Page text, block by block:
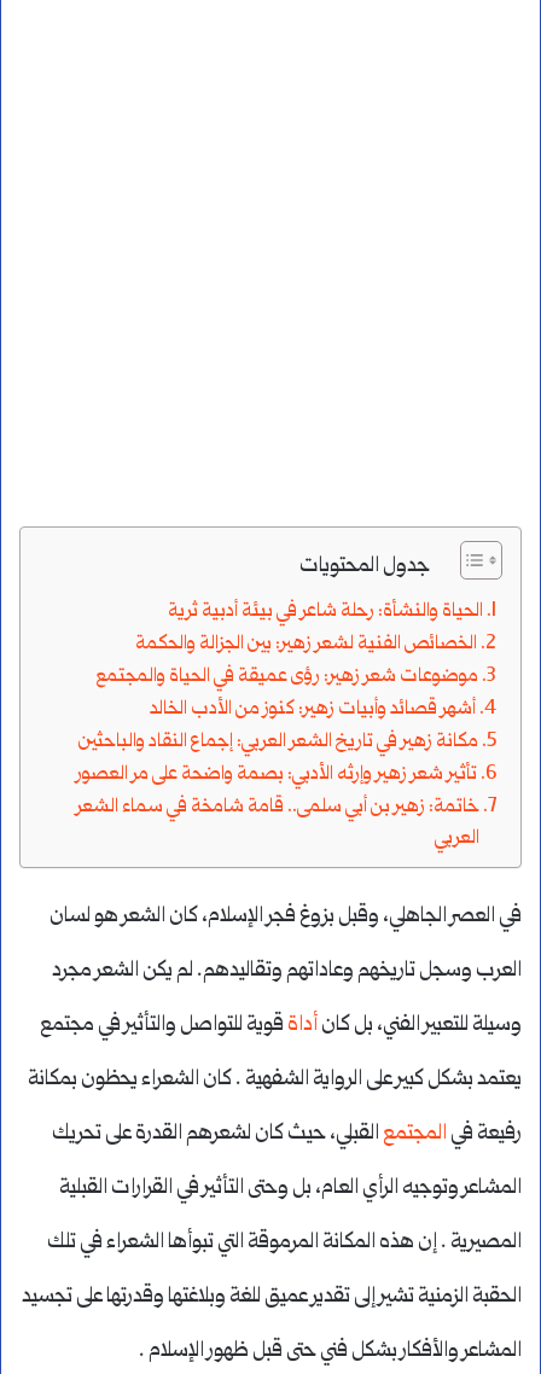
جدول المحتويات
الحياة والنشأة: رحلة شاعر في بيئة أدبية ثرية
الخصائص الفنية لشعر زهير: بين الجزالة والحكمة
موضوعات شعر زهير: رؤى عميقة في الحياة والمجتمع
أشهر قصائد وأبيات زهير: كنوز من الأدب الخالد
مكانة زهير في تاريخ الشعر العربي: إجماع النقاد والباحثين
تأثير شعر زهير وإرثه الأدبي: بصمة واضحة على مر العصور
خاتمة: زهير بن أبي سلمى.. قامة شامخة في سماء الشعر
العربي
في العصر الجاهلي، وقبل بزوغ فجر الإسلام، كان الشعر هو لسان
العرب وسجل تاريخهم وعاداتهم وتقاليدهم. لم يكن الشعر مجرد
وسيلة للتعبير الفني، بل كانأداة قوية للتواصل والتأثير في مجتمع
يعتمد بشكل كبير على الرواية الشفهية . كان الشعراء يحظون بمكانة
رفيعة في المجتمع القبلي، حيث كان لشعرهم القدرة على تحريك
المشاعر وتوجيه الرأي العام، بل وحتى التأثير في القرارات القبلية
المصيرية . إن هذه المكانة المرموقة التي تبوأها الشعراء في تلك
الحقبة الزمنية تشير إلى تقدير عميق للغة وبلاغتها وقدرتها على تجسيد
المشاعر والأفكار بشكل فني حتى قبل ظهور الإسلام .